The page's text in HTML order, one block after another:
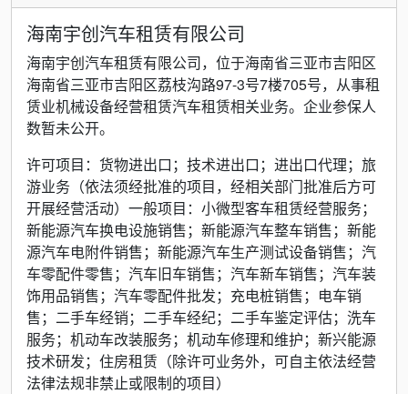
海南宇创汽车租赁有限公司
海南宇创汽车租赁有限公司，位于海南省三亚市吉阳区
海南省三亚市吉阳区荔枝沟路97-3号7楼705号，从事租
赁业机械设备经营租赁汽车租赁相关业务。企业参保人
数暂未公开。
许可项目：货物进出口；技术进出口；进出口代理；旅
游业务（依法须经批准的项目，经相关部门批准后方可
开展经营活动）一般项目：小微型客车租赁经营服务；
新能源汽车换电设施销售；新能源汽车整车销售；新能
源汽车电附件销售；新能源汽车生产测试设备销售；汽
车零配件零售；汽车旧车销售；汽车新车销售；汽车装
饰用品销售；汽车零配件批发；充电桩销售；电车销
售；二手车经销；二手车经纪；二手车鉴定评估；洗车
服务；机动车改装服务；机动车修理和维护；新兴能源
技术研发；住房租赁（除许可业务外，可自主依法经营
法律法规非禁止或限制的项目）